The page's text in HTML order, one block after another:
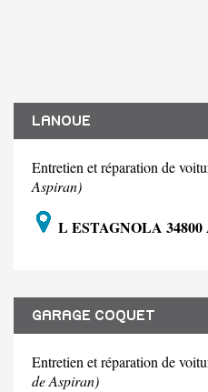
LANOUE
Entretien et réparation de
Aspiran)
L ESTAGNOLA
GARAGE COQUET
Entretien et réparation de
de Aspiran)